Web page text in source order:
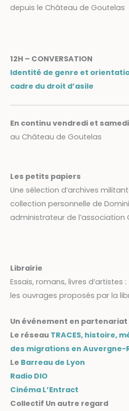
depuis le Château de Goutelas
12H – CONVERSATION
Identité de genre et
cadre du droit d’asile
En continu vendredi et samedi
au Château de Goutelas
Les petits papiers
Une sélection d’archives
collection personnelle de
administrateur de l’association
Librairie
Essais, romans, livres
les ouvrages proposés par la
Un événement en partenariat
Le réseau TRACES, histoire,
des migrations en Auvergne-
Le Barreau de Lyon
Radio DIO
Cinéma L’Entract
Collectif Un autre regard